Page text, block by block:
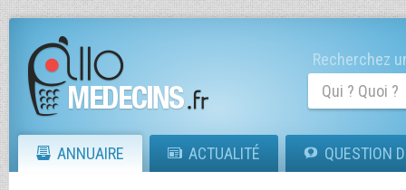
Recherchez
ANNUAIRE ACTUALITÉ QUESTION